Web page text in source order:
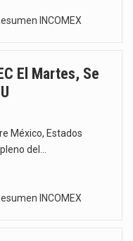
INCOMEX
El Martes, Se
México, Estados
del…
INCOMEX